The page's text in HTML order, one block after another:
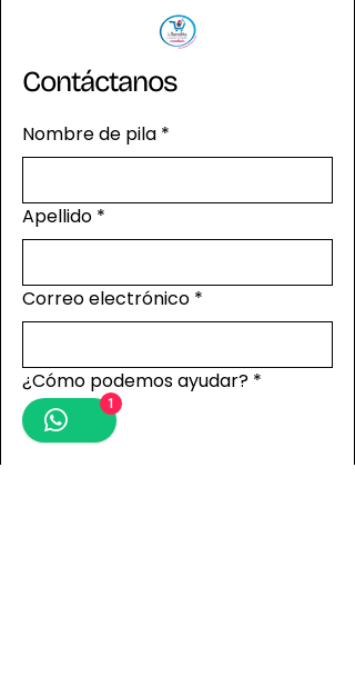
Contáctanos
Nombre de pila *
Apellido *
Correo electrónico *
¿Cómo podemos ayudar? *
1